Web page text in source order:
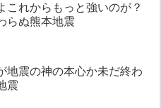
これからもっと強いのが？
らぬ熊本地震
地震の神の本心か未だ終わ
震